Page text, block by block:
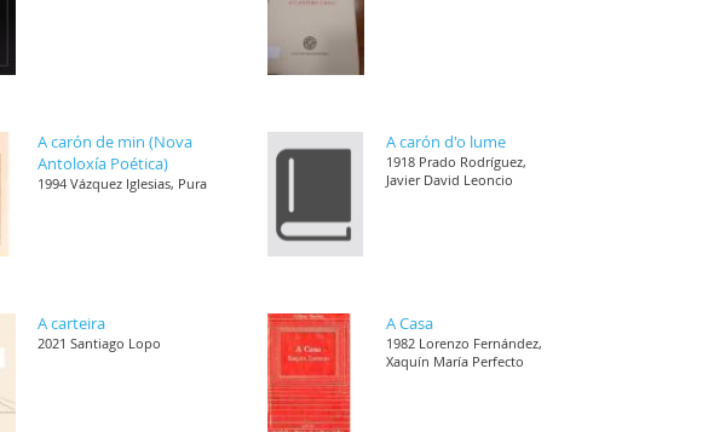
A carón de min (Nova
Antoloxía Poética)
1994 Vázquez Iglesias, Pura
A carón d'o lume
1918 Prado Rodríguez,
Javier David Leoncio
A carteira
2021 Santiago Lopo
A Casa
1982 Lorenzo Fernández,
Xaquín María Perfecto